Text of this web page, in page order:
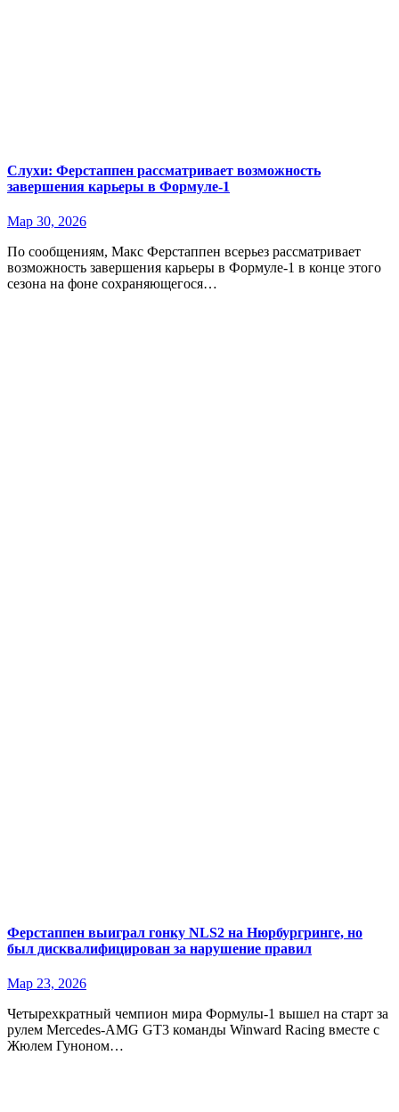
Слухи: Ферстаппен рассматривает возможность
завершения карьеры в Формуле-1
Мар 30, 2026
По сообщениям, Макс Ферстаппен всерьез рассматривает
возможность завершения карьеры в Формуле-1 в конце этого
сезона на фоне сохраняющегося…
Ферстаппен выиграл гонку NLS2 на Нюрбургринге, но
был дисквалифицирован за нарушение правил
Мар 23, 2026
Четырехкратный чемпион мира Формулы-1 вышел на старт за
рулем Mercedes-AMG GT3 команды Winward Racing вместе с
Жюлем Гуноном…